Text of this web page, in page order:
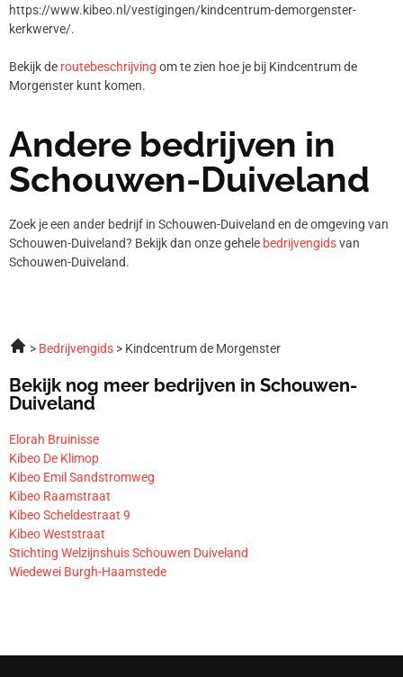
https://www.kibeo.nl/vestigingen/kindcentrum-demorgenster-
kerkwerve/.
Bekijk de routebeschrijving om te zien hoe je bij Kindcentrum de
Morgenster kunt komen.
Andere bedrijven in
Schouwen-Duiveland
Zoek je een ander bedrijf in Schouwen-Duiveland en de omgeving van
Schouwen-Duiveland? Bekijk dan onze gehele bedrijvengidsvan
Schouwen-Duiveland.
Bedrijvengids Kindcentrum de Morgenster
Bekijk nog meer bedrijven in Schouwen-
Duiveland
Elorah Bruinisse
Kibeo De Klimop
Kibeo Emil Sandstromweg
Kibeo Raamstraat
Kibeo Scheldestraat 9
Kibeo Weststraat
Stichting Welzijnshuis Schouwen Duiveland
Wiedewei Burgh-Haamstede